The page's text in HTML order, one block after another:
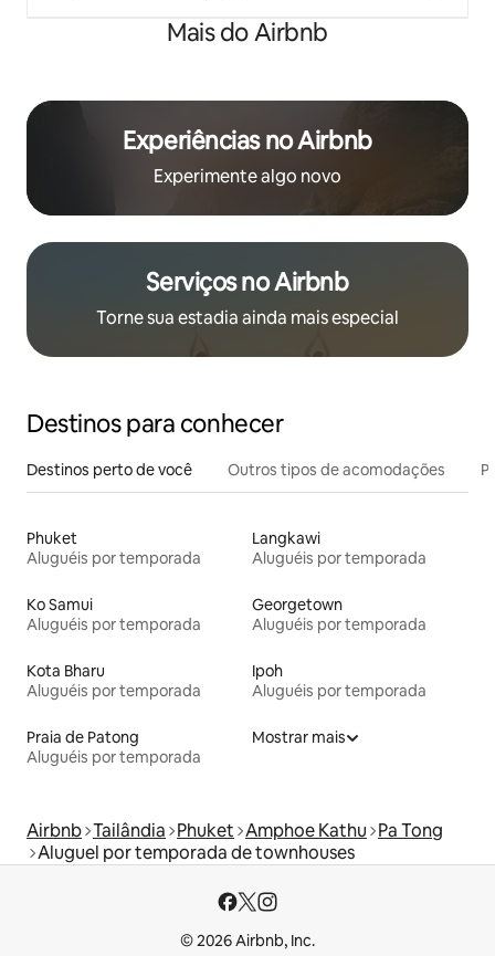
Mais do Airbnb
Experiências no Airbnb
Experimente algo novo
Serviços no Airbnb
Torne sua estadia ainda mais especial
Destinos para conhecer
Destinos perto de você Outros tipos de acomodações
Phuket
Aluguéis por temporada
Langkawi
Aluguéis por temporada
Ko Samui
Aluguéis por temporada
Georgetown
Aluguéis por temporada
Kota Bharu
Aluguéis por temporada
Ipoh
Aluguéis por temporada
Praia de Patong
Aluguéis por temporada
Mostrar mais
Airbnb Tailândia Phuket Amphoe Kathu Pa Tong
Aluguel por temporada de townhouses
© 2026 Airbnb, Inc.